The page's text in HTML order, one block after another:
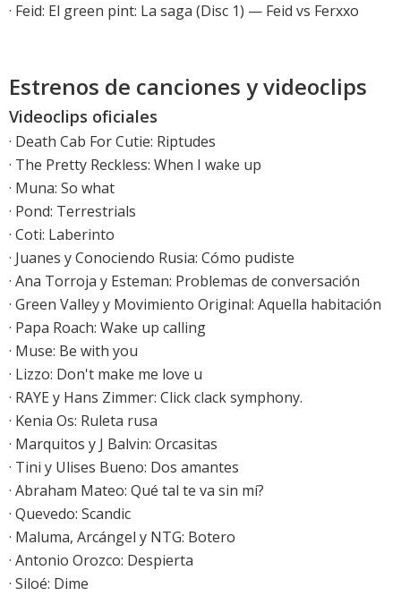
· Feid: El green pint: La saga (Disc 1) — Feid vs Ferxxo
Estrenos de canciones y videoclips
Videoclips oficiales
· Death Cab For Cutie: Riptudes
· The Pretty Reckless: When I wake up
· Muna: So what
· Pond: Terrestrials
· Coti: Laberinto
· Juanes y Conociendo Rusia: Cómo pudiste
· Ana Torroja y Esteman: Problemas de conversación
· Green Valley y Movimiento Original: Aquella habitación
· Papa Roach: Wake up calling
· Muse: Be with you
· Lizzo: Don't make me love u
· RAYE y Hans Zimmer: Click clack symphony.
· Kenia Os: Ruleta rusa
· Marquitos y J Balvin: Orcasitas
· Tini y Ulises Bueno: Dos amantes
· Abraham Mateo: Qué tal te va sin mí?
· Quevedo: Scandic
· Maluma, Arcángel y NTG: Botero
· Antonio Orozco: Despierta
· Siloé: Dime